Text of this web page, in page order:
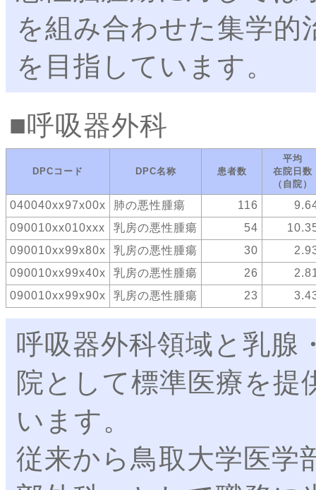
を組み合わせた集学的
を目指しています。
呼吸器外科
DPCコード DPC名称 患者数
平均
在院日数
（自院）
040040xx97x00x 肺の悪性腫瘍 116
090010xx010xxx
乳房の悪性腫瘍 54
090010xx99x80x
乳房の悪性腫瘍 30
090010xx99x40x
乳房の悪性腫瘍 26
090010xx99x90x
乳房の悪性腫瘍 23
呼吸器外科領域と乳腺
院として標準医療を提
います。
従来から鳥取大学医学